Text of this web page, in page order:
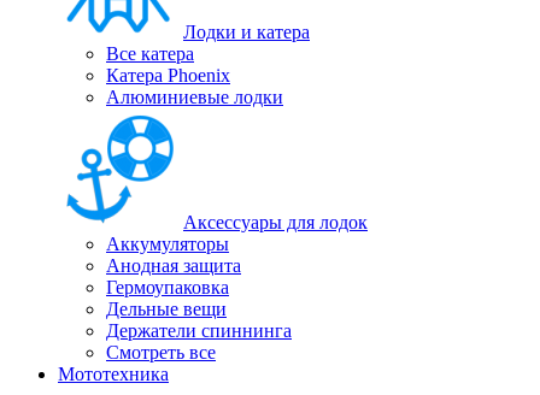
Лодки и катера
Все катера
Катера Phoenix
Алюминиевые лодки
Аксессуары для лодок
Аккумуляторы
Анодная защита
Гермоупаковка
Дельные вещи
Держатели спиннинга
Смотреть все
Мототехника